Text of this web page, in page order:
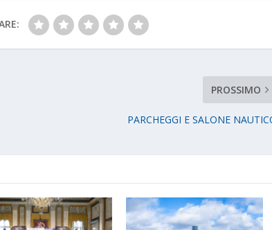
PROSSIMO
PARCHEGGI E SALONE